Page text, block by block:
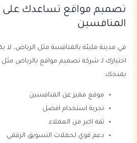
تصميم مواقع تساعدك على
المنافسين
في مدينة مليئة بالمنافسة مثل الرياض، لا
اختيارك لـ شركة تصميم مواقع بالرياض
يمنحك:
موقع مميز عن المنافسين
تجربة استخدام افضل
ثقة اكبر من العملاء
دعم قوي لحملات التسويق الرقمي